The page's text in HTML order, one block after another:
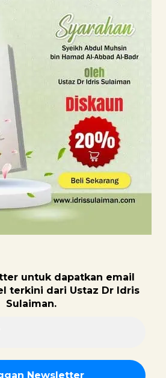
untuk dapatkan email
terkini dari Ustaz Dr Idris
Sulaiman.